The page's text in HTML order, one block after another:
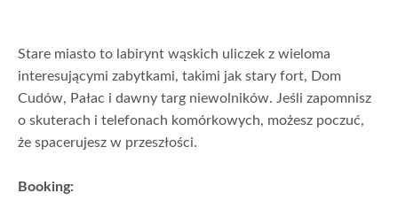
Stare miasto to labirynt wąskich uliczek z wieloma
interesującymi zabytkami, takimi jak stary fort, Dom
Cudów, Pałac i dawny targ niewolników. Jeśli zapomnisz
o skuterach i telefonach komórkowych, możesz poczuć,
że spacerujesz w przeszłości.
Booking: